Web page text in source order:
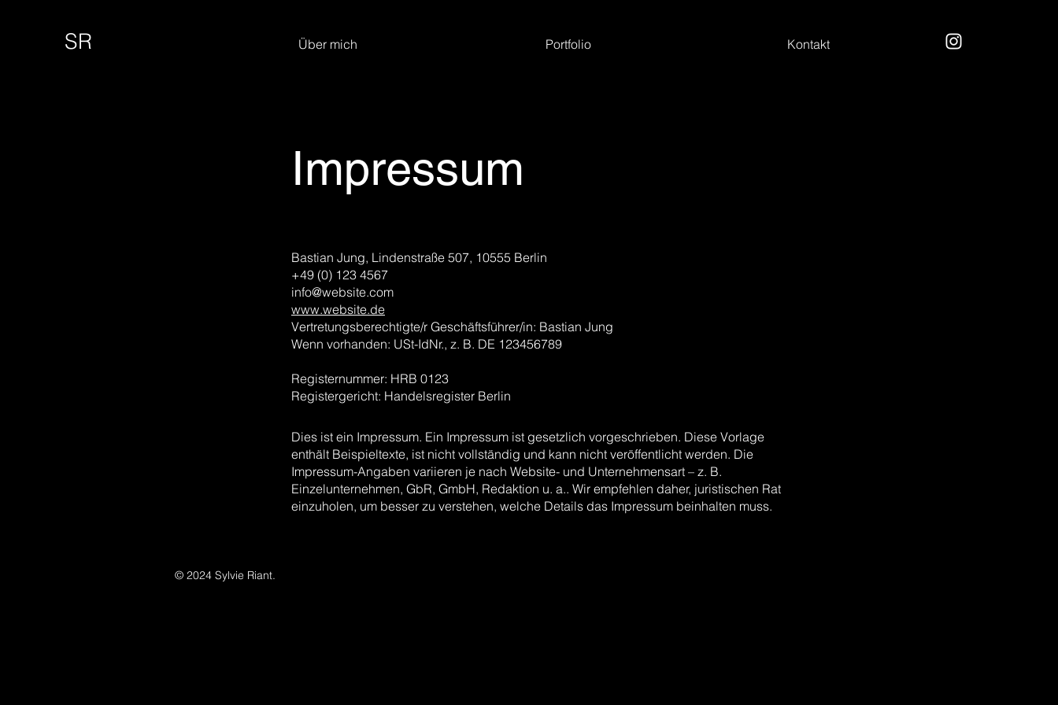
SR Über mich Portfolio Kontakt
Impressum
Bastian Jung, Lindenstraße 507, 10555 Berlin
+49 (0) 123 4567
info@website.com
www.website.de
Vertretungsberechtigte/r Geschäftsführer/in: Bastian Jung
Wenn vorhanden: USt-IdNr., z. B. DE 123456789
Registernummer: HRB 0123
Registergericht: Handelsregister Berlin
Dies ist ein Impressum. Ein Impressum ist gesetzlich vorgeschrieben. Diese Vorlage
enthält Beispieltexte, ist nicht vollständig und kann nicht veröffentlicht werden. Die
Impressum-Angaben variieren je nach Website- und Unternehmensart – z. B.
Einzelunternehmen, GbR, GmbH, Redaktion u. a.. Wir empfehlen daher, juristischen Rat
einzuholen, um besser zu verstehen, welche Details das Impressum beinhalten muss.
© 2024 Sylvie Riant.